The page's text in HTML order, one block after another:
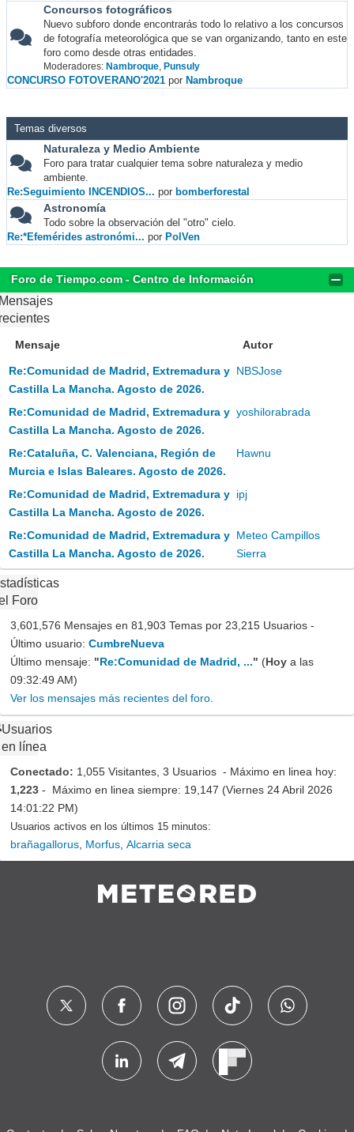
Concursos fotográficos
Nuevo subforo donde encontrarás todo lo relativo a los concursos
de fotografía meteorológica que se van organizando, tanto en este
foro como desde otras entidades.
Moderadores: Nambroque, Punsuly
CONCURSO FOTOVERANO'2021 por Nambroque
Temas diversos
Naturaleza y Medio Ambiente
Foro para tratar cualquier tema sobre naturaleza y medio
ambiente.
Re:Seguimiento INCENDIOS... por bomberforestal
Astronomía
Todo sobre la observación del "otro" cielo.
Re:*Efemérides astronómi... por PolVen
Foro de Tiempo.com - Centro de Información
Mensaje Autor
Re:Comunidad de Madrid, Extremadura y
Castilla La Mancha. Agosto de 2026.
NBSJose
Re:Comunidad de Madrid, Extremadura y
Castilla La Mancha. Agosto de 2026.
yoshilorabrada
Re:Cataluña, C. Valenciana, Región de
Murcia e Islas Baleares. Agosto de 2026.
Hawnu
Re:Comunidad de Madrid, Extremadura y
Castilla La Mancha. Agosto de 2026.
ipj
Re:Comunidad de Madrid, Extremadura y
Castilla La Mancha. Agosto de 2026.
Meteo Campillos
Sierra
Foro
3,601,576 Mensajes en 81,903 Temas por 23,215 Usuarios -
Último usuario: CumbreNueva
Último mensaje: "Re:Comunidad de Madrid, ..." (Hoy a las
09:32:49 AM)
Ver los mensajes más recientes del foro.
Usuarios
en línea
Conectado: 1,055 Visitantes, 3 Usuarios - Máximo en linea hoy:
1,223 - Máximo en linea siempre: 19,147 (Viernes 24 Abril 2026
14:01:22 PM)
Usuarios activos en los últimos 15 minutos:
brañagallorus Morfus Alcarria seca